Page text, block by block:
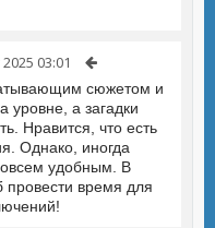
03:01
сюжетом и
а загадки
Нравится, что есть
Однако, иногда
удобным. В
провести время для